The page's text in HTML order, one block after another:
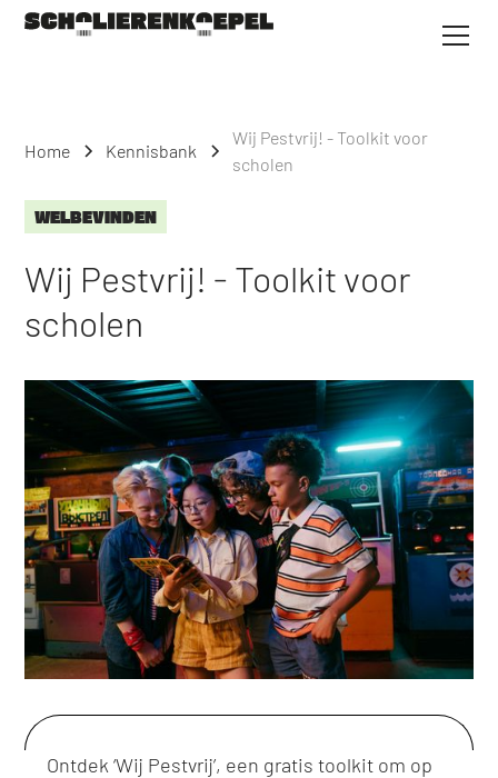
Home Kennisbank
Wij Pestvrij! - Toolkit voor
scholen
WELBEVINDEN
Wij Pestvrij! - Toolkit voor
scholen
Ontdek ‘Wij Pestvrij’, een gratis toolkit om op